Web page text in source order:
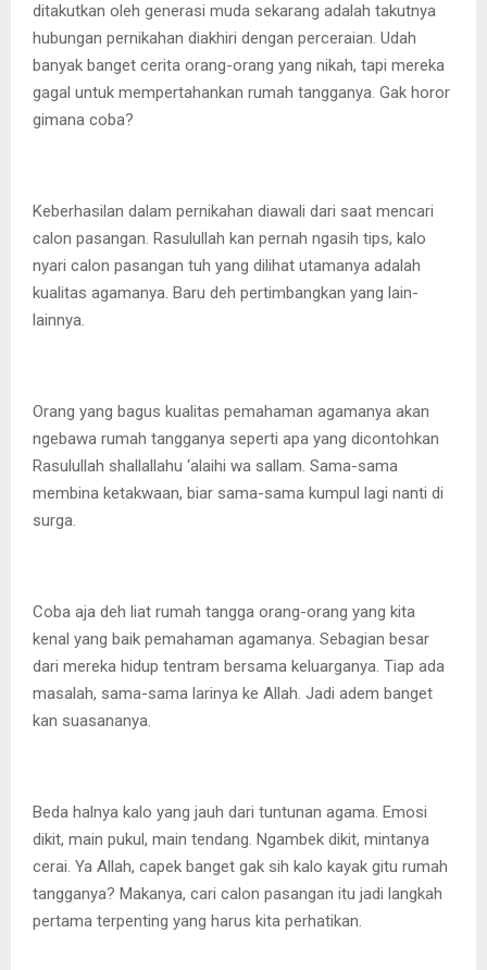
ditakutkan oleh generasi muda sekarang adalah takutnya
hubungan pernikahan diakhiri dengan perceraian. Udah
banyak banget cerita orang-orang yang nikah, tapi mereka
gagal untuk mempertahankan rumah tangganya. Gak horor
gimana coba?
Keberhasilan dalam pernikahan diawali dari saat mencari
calon pasangan. Rasulullah kan pernah ngasih tips, kalo
nyari calon pasangan tuh yang dilihat utamanya adalah
kualitas agamanya. Baru deh pertimbangkan yang lain-
lainnya.
Orang yang bagus kualitas pemahaman agamanya akan
ngebawa rumah tangganya seperti apa yang dicontohkan
Rasulullah shallallahu ‘alaihi wa sallam. Sama-sama
membina ketakwaan, biar sama-sama kumpul lagi nanti di
surga.
Coba aja deh liat rumah tangga orang-orang yang kita
kenal yang baik pemahaman agamanya. Sebagian besar
dari mereka hidup tentram bersama keluarganya. Tiap ada
masalah, sama-sama larinya ke Allah. Jadi adem banget
kan suasananya.
Beda halnya kalo yang jauh dari tuntunan agama. Emosi
dikit, main pukul, main tendang. Ngambek dikit, mintanya
cerai. Ya Allah, capek banget gak sih kalo kayak gitu rumah
tangganya? Makanya, cari calon pasangan itu jadi langkah
pertama terpenting yang harus kita perhatikan.